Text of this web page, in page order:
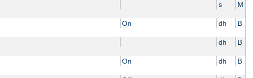
s M
On dh B
dh B
On dh B